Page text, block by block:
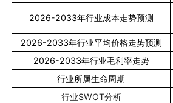
2026-2033年行业成本走势预测
2026-2033年行业平均价格走势预测
2026-2033年行业毛利率走势
行业所属生命周期
行业SWOT分析